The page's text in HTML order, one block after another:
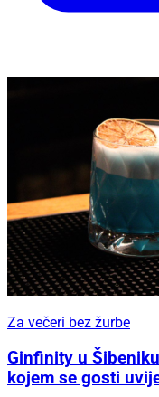
Za večeri bez žurbe
Ginfinity u
kojem se gosti